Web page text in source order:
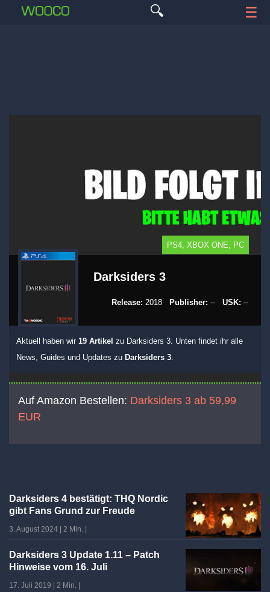
🔍 ☰
PS4, XBOX ONE, PC
Darksiders 3
Release: 2018 Publisher: -- USK: --
Aktuell haben wir 19 Artikel zu Darksiders 3. Unten findet ihr alle
News, Guides und Updates zu Darksiders 3.
Auf Amazon Bestellen: Darksiders 3 ab 59,99
EUR
Darksiders 4 bestätigt: THQ Nordic
gibt Fans Grund zur Freude
3. August 2024 2 Min.
Darksiders 3 Update 1.11 – Patch
Hinweise vom 16. Juli
17. Juli 2019 2 Min.